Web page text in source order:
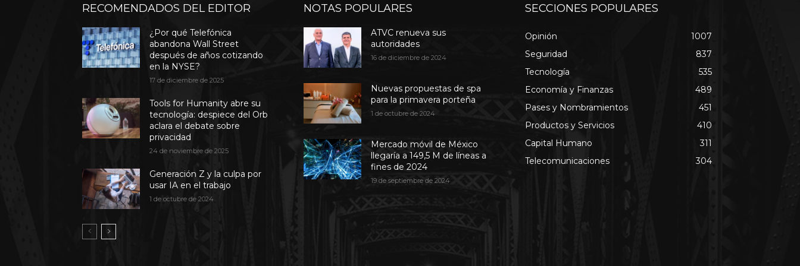
RECOMENDADOS DEL EDITOR
¿Por qué Telefónica
abandona Wall Street
después de años cotizando
en la NYSE?
17 de diciembre de 2025
Tools for Humanity abre su
tecnología: despiece del Orb
aclara el debate sobre
privacidad
24 de noviembre de 2025
Generación Z y la culpa por
usar IA en el trabajo
1 de octubre de 2024
NOTAS POPULARES
ATVC renueva sus
autoridades
16 de diciembre de 2024
Nuevas propuestas de spa
para la primavera porteña
1 de octubre de 2024
Mercado móvil de México
llegaría a 149,5 M de líneas a
fines de 2024
19 de septiembre de 2024
SECCIONES POPULARES
Opinión
1007
Seguridad
837
Tecnología
535
Economía y Finanzas
489
Pases y Nombramientos
451
Productos y Servicios
410
Capital Humano
311
Telecomunicaciones
304